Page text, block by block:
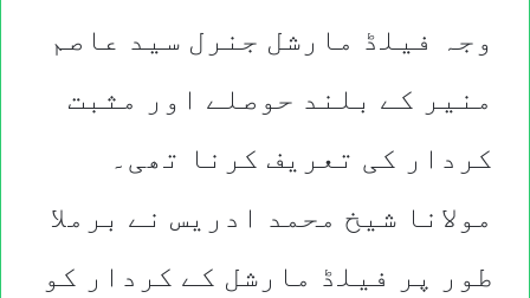
وجہ فیلڈ مارشل جنرل سید عاصم
منیر کے بلند حوصلے اور مثبت
کردار کی تعریف کرنا تھی۔
مولانا شیخ محمد ادریس نے برملا
طور پر فیلڈ مارشل کے کردار کو